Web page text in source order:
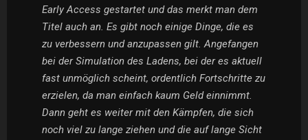
Early Access gestartet und das merkt man dem
Titel auch an. Es gibt noch einige Dinge, die es
zu verbessern und anzupassen gilt. Angefangen
bei der Simulation des Ladens, bei der es aktuell
fast unmöglich scheint, ordentlich Fortschritte zu
erzielen, da man einfach kaum Geld einnimmt.
Dann geht es weiter mit den Kämpfen, die sich
noch viel zu lange ziehen und die auf lange Sicht